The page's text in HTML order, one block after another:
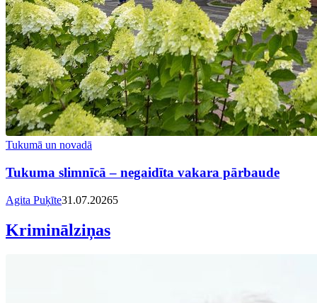
Tukumā un novadā
Tukuma slimnīcā – negaidīta vakara pārbaude
Agita Puķīte31.07.20265
Kriminālziņas